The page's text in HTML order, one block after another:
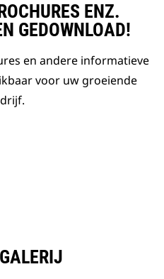
ENZ.
GEDOWNLOAD!
en andere informatieve
voor uw groeiende